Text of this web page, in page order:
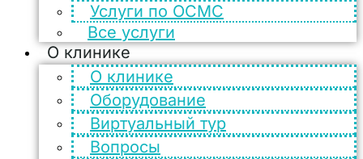
Услуги по ОСМС
Все услуги
О клинике
О клинике
Оборудование
Виртуальный тур
Вопросы